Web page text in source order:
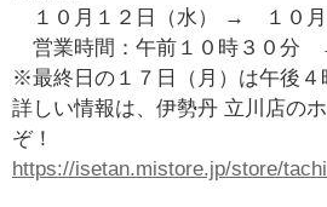
１０月１２日（水） → １０月
営業時間：午前１０時３０
※最終日の１７日（月）は午後４
詳しい情報は、伊勢丹 立川店の
ぞ！
https://isetan.mistore.jp/store/